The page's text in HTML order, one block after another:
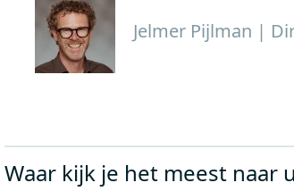
Jelmer Pijlman |
Waar kijk je het meest naar